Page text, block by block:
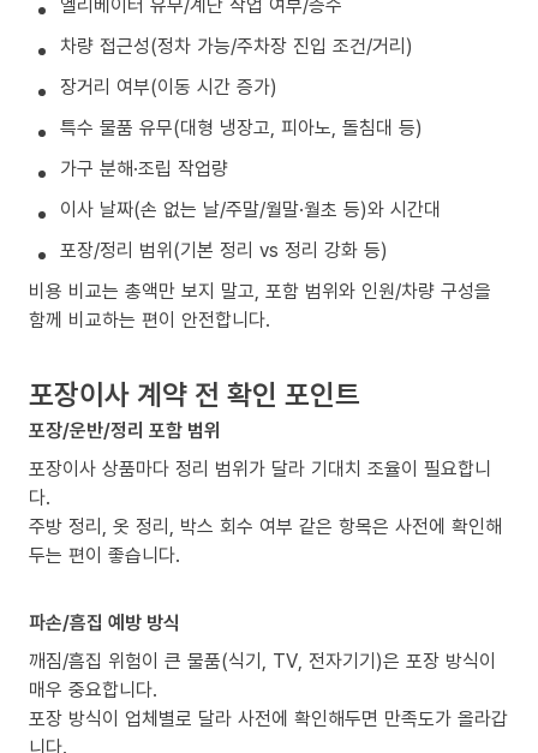
차량 접근성(정차 가능/주차장 진입 조건/거리)
장거리 여부(이동 시간 증가)
특수 물품 유무(대형 냉장고, 피아노, 돌침대 등)
가구 분해·조립 작업량
이사 날짜(손 없는 날/주말/월말·월초 등)와 시간대
포장/정리 범위(기본 정리 vs 정리 강화 등)
비용 비교는 총액만 보지 말고, 포함 범위와 인원/차량 구성을
함께 비교하는 편이 안전합니다.
포장이사 계약 전 확인 포인트
포장/운반/정리 포함 범위
포장이사 상품마다 정리 범위가 달라 기대치 조율이 필요합니
다.
주방 정리, 옷 정리, 박스 회수 여부 같은 항목은 사전에 확인해
두는 편이 좋습니다.
파손/흠집 예방 방식
깨짐/흠집 위험이 큰 물품(식기, TV, 전자기기)은 포장 방식이
매우 중요합니다.
포장 방식이 업체별로 달라 사전에 확인해두면 만족도가 올라갑
니다.